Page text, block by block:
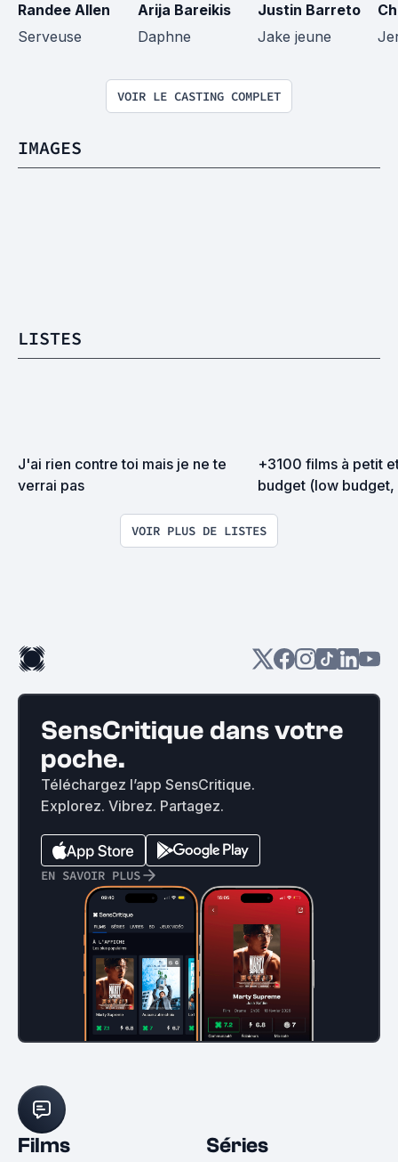
Randee Allen
Serveuse
Arija Bareikis
Daphne
Justin Barreto
Jake jeune
VOIR LE CASTING COMPLET
IMAGES
LISTES
J'ai rien contre toi mais je ne te
verrai pas
+3100 films à petit
budget (low budget,
évolutive"
VOIR PLUS DE LISTES
SensCritique dans votre
poche.
Téléchargez l’app SensCritique.
Explorez. Vibrez. Partagez.
EN SAVOIR PLUS
Films Séries